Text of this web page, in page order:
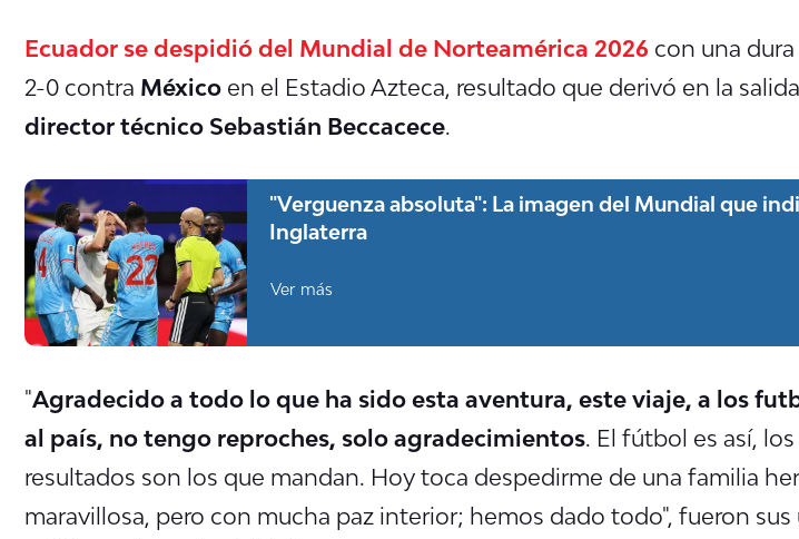
Ecuador se despidió del Mundial de Norteamérica 2026 con una
2-0 contra México en el Estadio Azteca, resultado que derivó en la
director técnico Sebastián Beccacece
"Verguenza absoluta": La imagen del Mundial que
Inglaterra
Ver más
"Agradecido a todo lo que ha sido esta aventura, este viaje, a los
al país, no tengo reproches, solo agradecimientos . El fútbol es así, los
resultados son los que mandan. Hoy toca despedirme de una familia
maravillosa, pero con mucha paz interior; hemos dado todo", fueron sus